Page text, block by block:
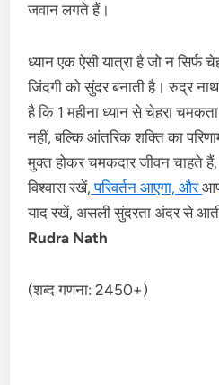
जवान लगते हैं।
ध्यान एक ऐसी यात्रा है जो न सिर्फ
जिंदगी को सुंदर बनाती है। रुद्र
है कि 1 महीना ध्यान से चेहरा
नहीं, बल्कि आंतरिक शक्ति का
मुक्त होकर चमकदार जीवन चाहते
विश्वास रखें, परिवर्तन आएगा, और
याद रखें, असली सुंदरता अंदर से
Rudra Nath
(शब्द गणना: 2450+)